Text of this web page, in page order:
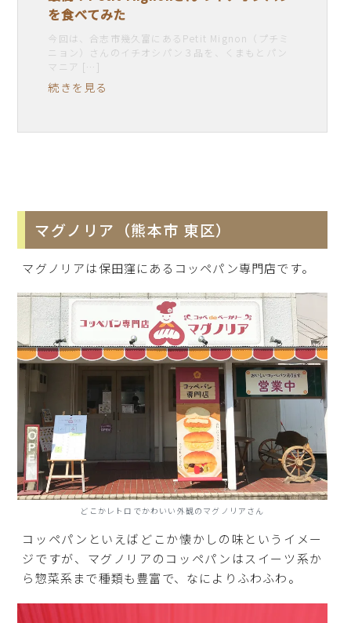
を食べてみた
今回は、合志市幾久富にあるPetit Mignon（プチミ
ニョン）さんのイチオシパン３品を、くまもとパン
マニア […]
続きを見る
マグノリア（熊本市 東区）
マグノリアは保田窪にあるコッペパン専門店です。
どこかレトロでかわいい外観のマグノリアさん
コッペパンといえばどこか懐かしの味というイメー
ジですが、マグノリアのコッペパンはスイーツ系か
ら惣菜系まで種類も豊富で、なによりふわふわ。